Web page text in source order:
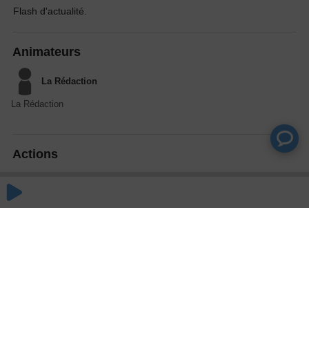
Flash d'actualité.
Animateurs
La Rédaction
La Rédaction
Actions